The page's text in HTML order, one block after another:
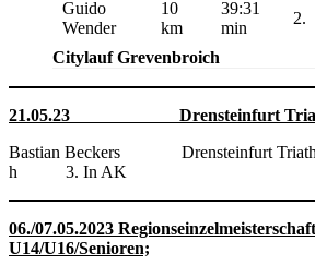
Guido
Wender
10
km
39:31
min
2.
Citylauf Grevenbroich
21.05.23 Drensteinfurt
Bastian Beckers Drensteinfurt
h 3. In AK
06./07.05.2023
U14/U16/Senioren;